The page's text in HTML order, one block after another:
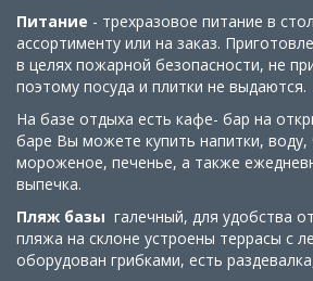
Питание - трехразовое питание в
ассортименту или на заказ.
в целях пожарной безопасности, не
поэтому посуда и плитки не выдаются.
На базе отдыха есть кафе- бар на
баре Вы можете купить напитки,
мороженое, печенье, а также
выпечка.
Пляж базы галечный, для удобства
пляжа на склоне устроены террасы с
оборудован грибками, есть